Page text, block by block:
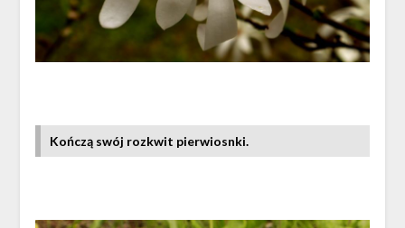
Kończą swój rozkwit pierwiosnki.